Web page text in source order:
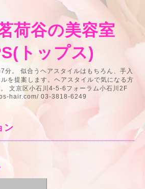
荷谷の美容室
トップス)
分。 似合うヘアスタイルはもちろん、手入
を提案します。ヘアスタイルで気になる方
文京区小石川4-5-6フォーラム小石川2F
hair.com/ 03-3818-6249
ン